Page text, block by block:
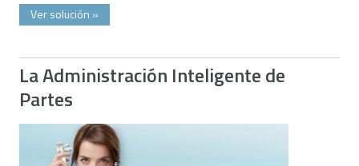
Ver solución »
La Administración Inteligente de
Partes